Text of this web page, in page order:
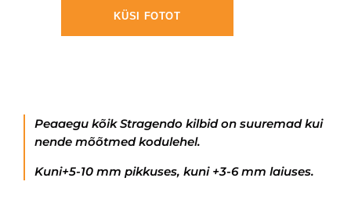
KÜSI FOTOT
Peaaegu kõik Stragendo kilbid on suuremad kui
nende mõõtmed kodulehel.
Kuni+5-10 mm pikkuses, kuni +3-6 mm laiuses.